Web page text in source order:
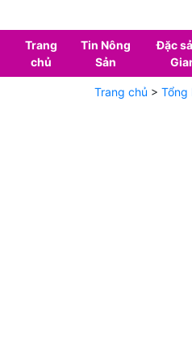
Trang
chủ
Tin Nông
Sản
Đặc
Trang chủ > Tổng